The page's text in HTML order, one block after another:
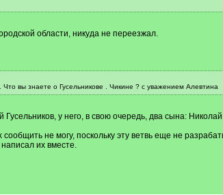
области, никуда не переезжал.
вы знаете о Гусельникове . Чикине ? с уважением Алевтина
у него, в свою очередь, два сына:
не могу, поскольку эту ветвь еще не
их вместе.